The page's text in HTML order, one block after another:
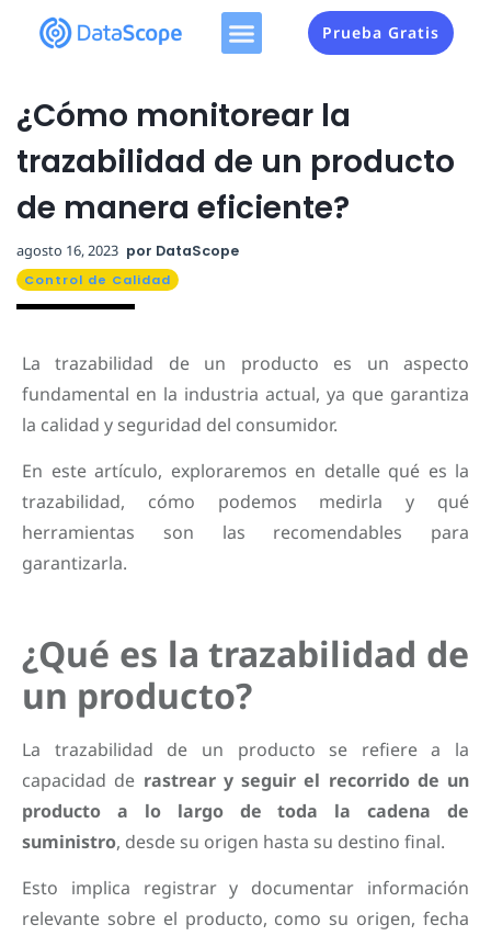
Prueba Gratis
¿Cómo monitorear la
trazabilidad de un producto
de manera eficiente?
agosto 16, 2023 por DataScope
Control de Calidad
La trazabilidad de un producto es un aspecto
fundamental en la industria actual, ya que garantiza
la calidad y seguridad del consumidor.
En este artículo, exploraremos en detalle qué es la
trazabilidad, cómo podemos medirla y qué
herramientas son las recomendables para
garantizarla.
¿Qué es la trazabilidad de
un producto?
La trazabilidad de un producto se refiere a la
capacidad de rastrear y seguir el recorrido de un
producto a lo largo de toda la cadena de
suministro, desde su origen hasta su destino final.
Esto implica registrar y documentar información
relevante sobre el producto, como su origen, fecha